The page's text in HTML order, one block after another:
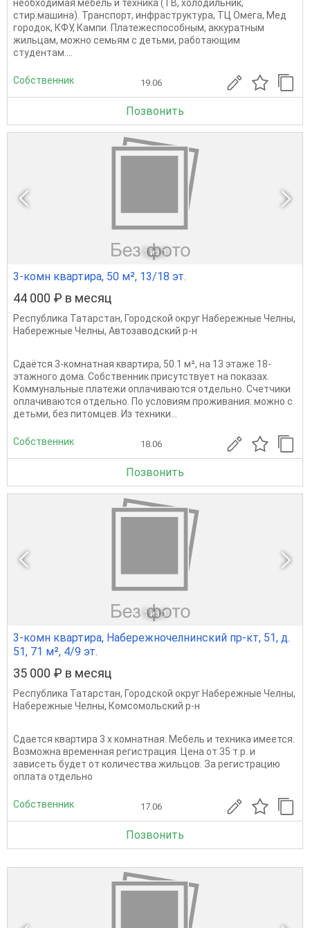
необходимая мебель и техника (ТВ, холодильник,
стир.машина). Транспорт, инфраструктура, ТЦ Омега, Мед
городок, КФУ, Кампи. Платежеспособным, аккуратным
жильцам, можно семьям с детьми, работающим
студентам....
Собственник 19.06
Позвонить
1 из 1
3-комн квартира, 50 м², 13/18 эт.
44 000 ₽ в месяц
Республика Татарстан, Городской округ Набережные Челны,
Набережные Челны, Автозаводский р-н
Сдаётся 3-комнатная квартира, 50.1 м², на 13 этаже 18-
этажного дома. Собственник присутствует на показах.
Коммунальные платежи оплачиваются отдельно. Счетчики
оплачиваются отдельно. По условиям проживания: можно с
детьми, без питомцев. Из техники...
Собственник 18.06
Позвонить
1 из 1
3-комн квартира, Набережночелнинский пр-кт, 51, д.
51, 71 м², 4/9 эт.
35 000 ₽ в месяц
Республика Татарстан, Городской округ Набережные Челны,
Набережные Челны, Комсомольский р-н
Сдается квартира 3 х комнатная. Мебель и техника имеется.
Возможна временная регистрация. Цена от 35 т.р. и
зависеть будет от количества жильцов. За регистрацию
оплата отдельно
Собственник 17.06
Позвонить